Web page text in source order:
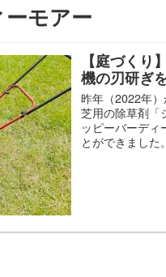
モアー
【庭づく
機の刃研ぎ
昨年（2022年
芝用の除草剤「
ッピーバーディ
とができました